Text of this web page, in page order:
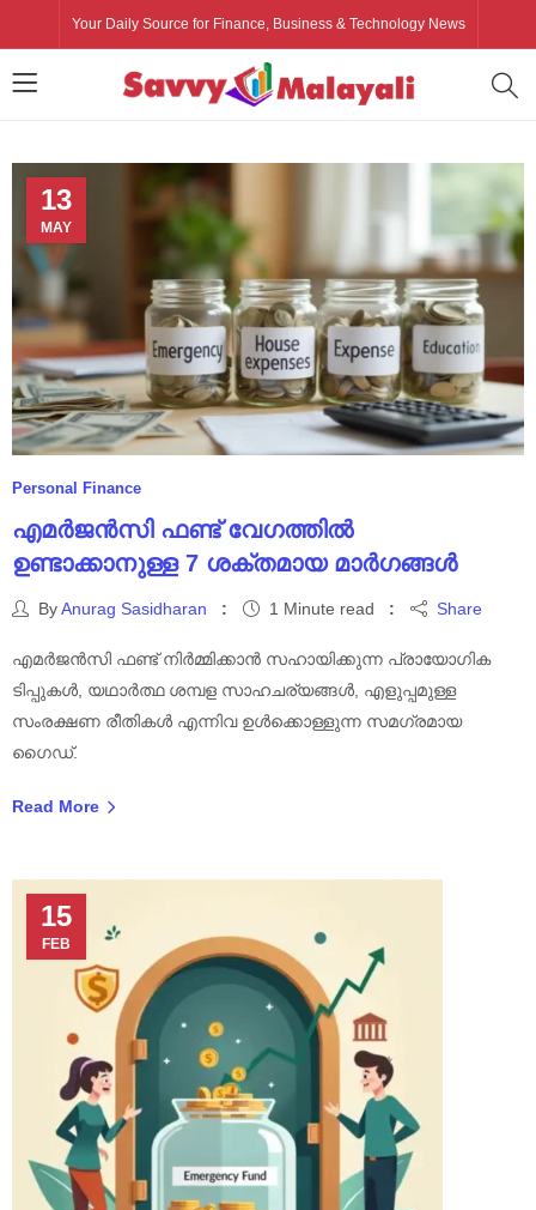
Your Daily Source for Finance, Business & Technology News
13
MAY
Personal Finance
എമർജൻസി ഫണ്ട് വേഗത്തിൽ
ഉണ്ടാക്കാനുള്ള 7 ശക്തമായ മാർഗങ്ങൾ
ByAnurag Sasidharan 1 Minute read Share
എമർജൻസി ഫണ്ട് നിർമ്മിക്കാൻ സഹായിക്കുന്ന പ്രായോഗിക
ടിപ്പുകൾ, യഥാർത്ഥ ശമ്പള സാഹചര്യങ്ങൾ, എളുപ്പമുള്ള
സംരക്ഷണ രീതികൾ എന്നിവ ഉൾക്കൊള്ളുന്ന സമഗ്രമായ
ഗൈഡ്.
Read More
15
FEB